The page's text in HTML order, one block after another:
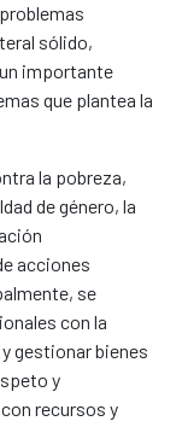
sólido,
importante
que plantea la
la pobreza,
de género, la
acciones
se
con la
gestionar bienes
y
recursos y